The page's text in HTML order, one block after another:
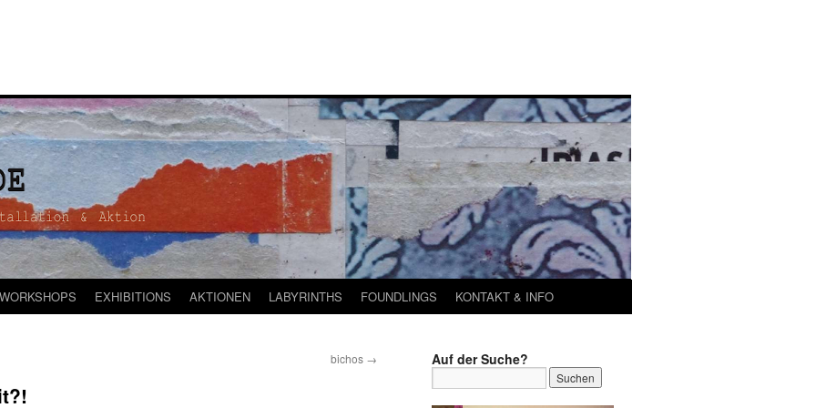
WORKSHOPS EXHIBITIONS AKTIONEN LABYRINTHS FOUNDLINGS KONTAKT & INFO
bichos → Auf der Suche?